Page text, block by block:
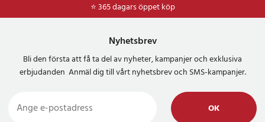
⭐ 365 dagars öppet köp
⭐Frakt 49kr *
Nyhetsbrev
Bli den första att få ta del av nyheter, kampanjer och exklusiva
erbjudanden Anmäl dig till vårt nyhetsbrev och SMS-kampanjer.
OK